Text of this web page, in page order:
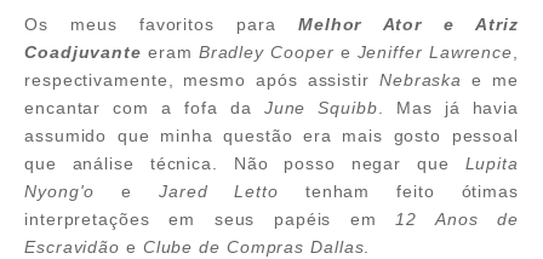
Os meus favoritos para Melhor Ator e Atriz
Coadjuvante eram Bradley Cooper e Jeniffer Lawrence
respectivamente, mesmo após assistir Nebraskae me
encantar com a fofa da June Squibb . Mas já havia
assumido que minha questão era mais gosto pessoal
que análise técnica. Não posso negar que Lupita
Nyong'o eJared Letto tenham feito ótimas
interpretações em seus papéis em 12 Anos de
Escravidão e Clube de Compras Dallas